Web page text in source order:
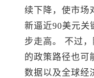
续下降，使市场
新逼近90美元关
步走高。 不过
的政策路径也可
数据以及全球经